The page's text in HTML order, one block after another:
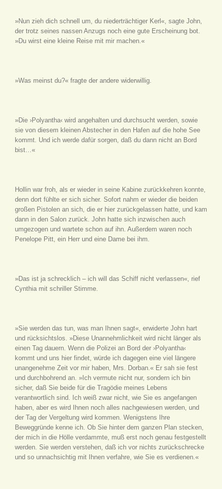
»Nun zieh dich schnell um, du niederträchtiger Kerl«, sagte John,
der trotz seines nassen Anzugs noch eine gute Erscheinung bot.
»Du wirst eine kleine Reise mit mir machen.«
»Was meinst du?« fragte der andere widerwillig.
»Die ›Polyantha‹ wird angehalten und durchsucht werden, sowie
sie von diesem kleinen Abstecher in den Hafen auf die hohe See
kommt. Und ich werde dafür sorgen, daß du dann nicht an Bord
bist…«
Hollin war froh, als er wieder in seine Kabine zurückkehren konnte,
denn dort fühlte er sich sicher. Sofort nahm er wieder die beiden
großen Pistolen an sich, die er hier zurückgelassen hatte, und kam
dann in den Salon zurück. John hatte sich inzwischen auch
umgezogen und wartete schon auf ihn. Außerdem waren noch
Penelope Pitt, ein Herr und eine Dame bei ihm.
»Das ist ja schrecklich – ich will das Schiff nicht verlassen«, rief
Cynthia mit schriller Stimme.
»Sie werden das tun, was man Ihnen sagt«, erwiderte John hart
und rücksichtslos. »Diese Unannehmlichkeit wird nicht länger als
einen Tag dauern. Wenn die Polizei an Bord der ›Polyantha‹
kommt und uns hier findet, würde ich dagegen eine viel längere
unangenehme Zeit vor mir haben, Mrs. Dorban.« Er sah sie fest
und durchbohrend an. »Ich vermute nicht nur, sondern ich bin
sicher, daß Sie beide für die Tragödie meines Lebens
verantwortlich sind. Ich weiß zwar nicht, wie Sie es angefangen
haben, aber es wird Ihnen noch alles nachgewiesen werden, und
der Tag der Vergeltung wird kommen. Wenigstens Ihre
Beweggründe kenne ich. Ob Sie hinter dem ganzen Plan stecken,
der mich in die Hölle verdammte, muß erst noch genau festgestellt
werden. Sie werden verstehen, daß ich vor nichts zurückschrecke
und so unnachsichtig mit Ihnen verfahre, wie Sie es verdienen.«